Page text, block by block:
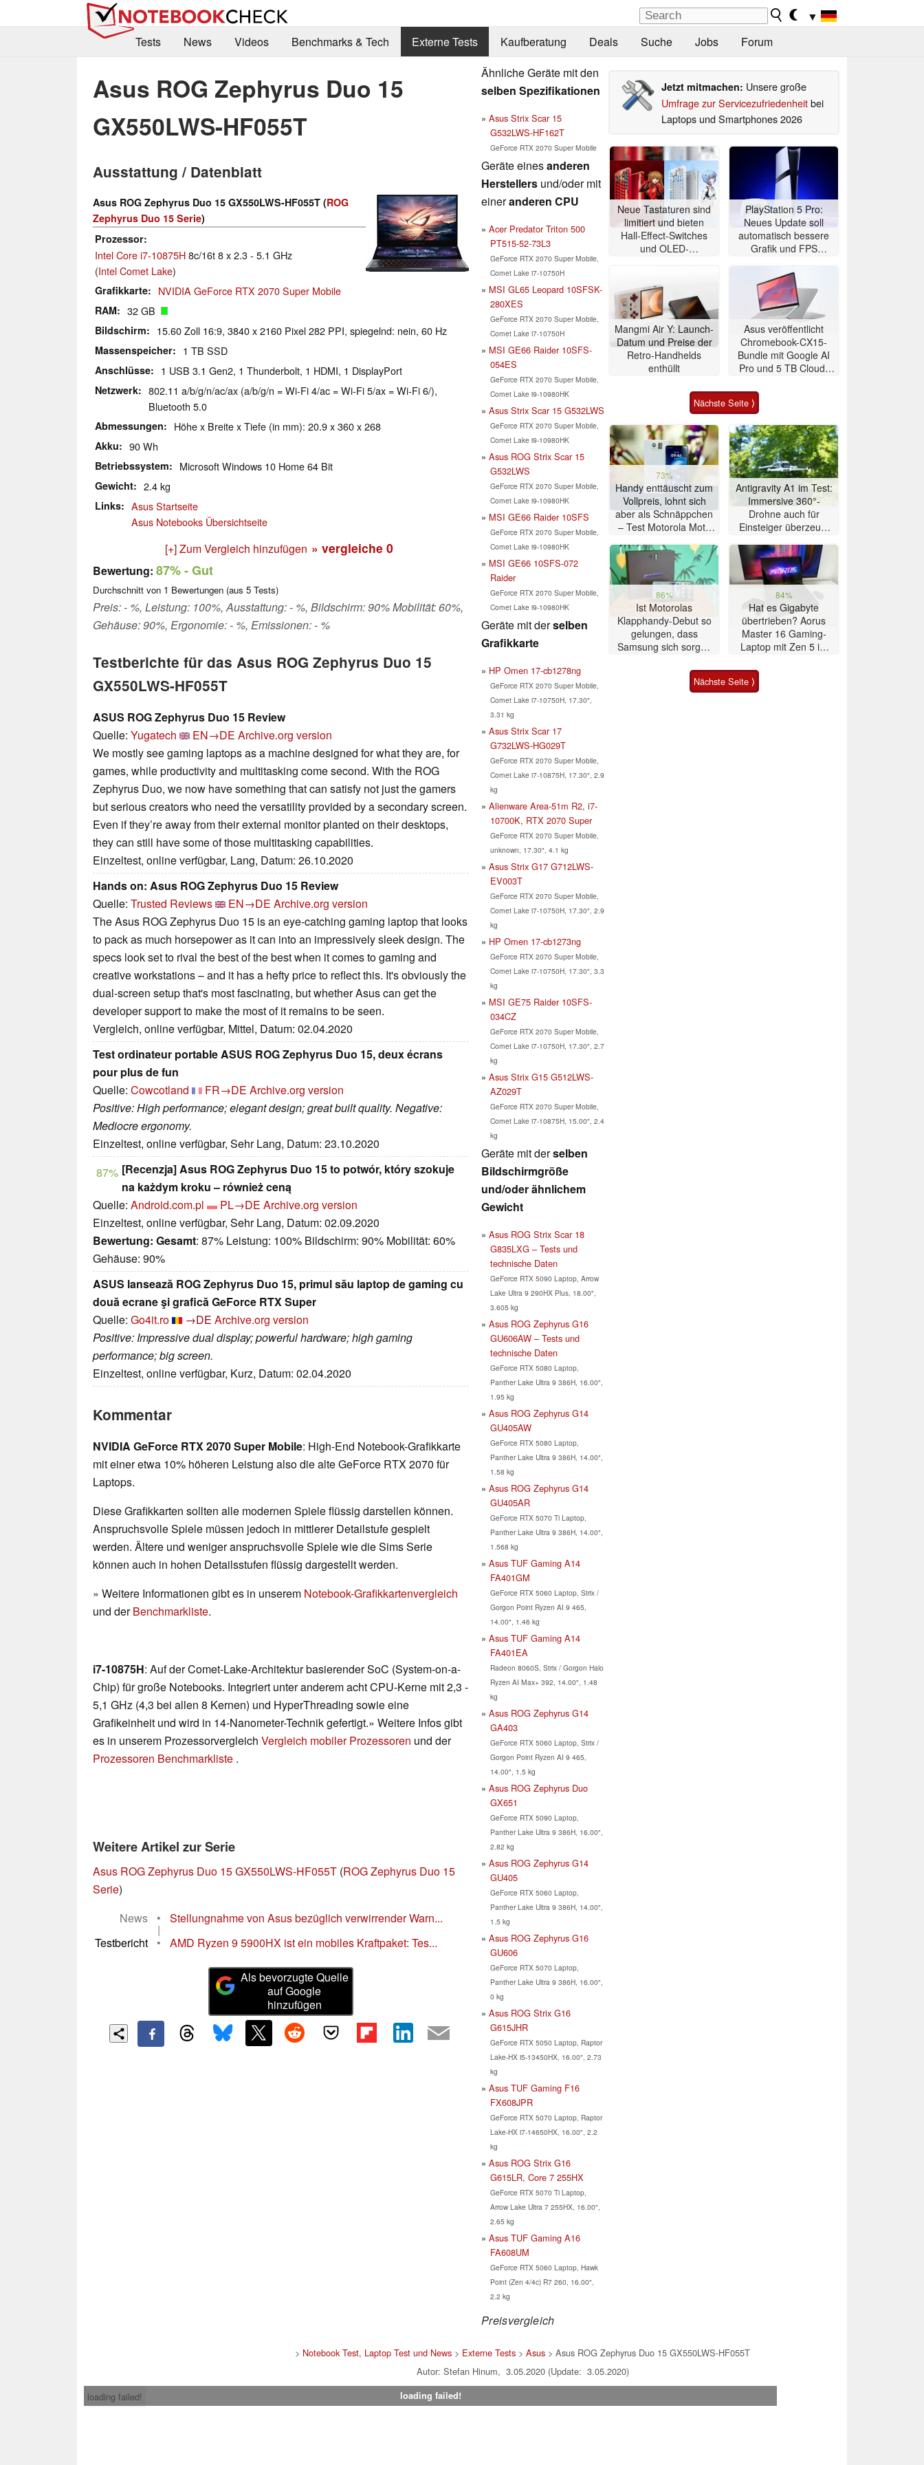
▼
Tests
News Videos Benchmarks & Tech Externe Tests Kaufberatung Deals Suche Jobs Forum
Asus ROG Zephyrus Duo 15
GX550LWS-HF055T
Ausstattung / Datenblatt
Asus ROG Zephyrus Duo 15 GX550LWS-HF055T (ROG
Zephyrus Duo 15 Serie)
Prozessor
Intel Core i7-10875H8c/16t 8 x 2.3 - 5.1 GHz
(Intel Comet Lake)
Grafikkarte NVIDIA GeForce RTX 2070 Super Mobile
RAM 32 GB
Bildschirm 15.60 Zoll 16:9, 3840 x 2160 Pixel 282 PPI, spiegelnd: nein, 60 Hz
Massenspeicher 1 TB SSD
Anschlüsse 1 USB 3.1 Gen2, 1 Thunderbolt, 1 HDMI, 1 DisplayPort
Netzwerk
802.11 a/b/g/n/ac/ax (a/b/g/n = Wi-Fi 4/ac = Wi-Fi 5/ax = Wi-Fi 6/),
Bluetooth 5.0
Abmessungen Höhe x Breite x Tiefe (in mm): 20.9 x 360 x 268
Akku 90 Wh
Betriebssystem Microsoft Windows 10 Home 64 Bit
Gewicht 2.4 kg
Links
Asus Startseite
Asus Notebooks Übersichtseite
[+] Zum Vergleich hinzufügen » vergleiche 0
Bewertung: 87%- Gut
Durchschnitt von 1 Bewertungen (aus 5 Tests)
Preis: - %, Leistung: 100%, Ausstattung: - %, Bildschirm: 90% Mobilität: 60%,
Gehäuse: 90%, Ergonomie: - %, Emissionen: - %
Testberichte für das Asus ROG Zephyrus Duo 15
GX550LWS-HF055T
ASUS ROG Zephyrus Duo 15 Review
Quelle: Yugatech EN→DE Archive.org version
We mostly see gaming laptops as a machine designed for what they are, for
games, while productivity and multitasking come second. With the ROG
Zephyrus Duo, we now have something that can satisfy not just the gamers
but serious creators who need the versatility provided by a secondary screen.
Even if they’re away from their external monitor planted on their desktops,
they can still have some of those multitasking capabilities.
Einzeltest, online verfügbar, Lang, Datum: 26.10.2020
Hands on: Asus ROG Zephyrus Duo 15 Review
Quelle: Trusted Reviews EN→DE Archive.org version
The Asus ROG Zephyrus Duo 15 is an eye-catching gaming laptop that looks
to pack as much horsepower as it can into an impressively sleek design. The
specs look set to rival the best of the best when it comes to gaming and
creative workstations – and it has a hefty price to reflect this. It's obviously the
dual-screen setup that's most fascinating, but whether Asus can get the
developer support to make the most of it remains to be seen.
Vergleich, online verfügbar, Mittel, Datum: 02.04.2020
Test ordinateur portable ASUS ROG Zephyrus Duo 15, deux écrans
pour plus de fun
Quelle: Cowcotland FR→DE Archive.org version
Positive: High performance; elegant design; great built quality. Negative:
Mediocre ergonomy.
Einzeltest, online verfügbar, Sehr Lang, Datum: 23.10.2020
87% [Recenzja] Asus ROG Zephyrus Duo 15 to potwór, który szokuje
na każdym kroku – również ceną
Quelle: Android.com.pl PL→DE Archive.org version
Einzeltest, online verfügbar, Sehr Lang, Datum: 02.09.2020
Bewertung: Gesamt: 87% Leistung: 100% Bildschirm: 90% Mobilität: 60%
Gehäuse: 90%
ASUS lansează ROG Zephyrus Duo 15, primul său laptop de gaming cu
două ecrane şi grafică GeForce RTX Super
Quelle: Go4it.ro →DE Archive.org version
Positive: Impressive dual display; powerful hardware; high gaming
performance; big screen.
Einzeltest, online verfügbar, Kurz, Datum: 02.04.2020
Kommentar
NVIDIA GeForce RTX 2070 Super Mobile: High-End Notebook-Grafikkarte
mit einer etwa 10% höheren Leistung also die alte GeForce RTX 2070 für
Laptops.
Diese Grafikkarten sollten alle modernen Spiele flüssig darstellen können.
Anspruchsvolle Spiele müssen jedoch in mittlerer Detailstufe gespielt
werden. Ältere und weniger anspruchsvolle Spiele wie die Sims Serie
können auch in hohen Detailsstufen flüssig dargestellt werden.
» Weitere Informationen gibt es in unserem Notebook-Grafikkartenvergleich
und derBenchmarkliste.
i7-10875H: Auf der Comet-Lake-Architektur basierender SoC (System-on-a-
Chip) für große Notebooks. Integriert unter anderem acht CPU-Kerne mit 2,3 -
5,1 GHz (4,3 bei allen 8 Kernen) und HyperThreading sowie eine
Grafikeinheit und wird in 14-Nanometer-Technik gefertigt.» Weitere Infos gibt
es in unserem Prozessorvergleich Vergleich mobiler Prozessoren und der
Prozessoren Benchmarkliste .
Weitere Artikel zur Serie
Asus ROG Zephyrus Duo 15 GX550LWS-HF055T (ROG Zephyrus Duo 15
Serie)
News
• Stellungnahme von Asus bezüglich verwirrender Warn...
|
Testbericht
• AMD Ryzen 9 5900HX ist ein mobiles Kraftpaket: Tes...
Als bevorzugte Quelle
auf Google
hinzufügen
Ähnliche Geräte mit den
selben Spezifikationen
Asus Strix Scar 15
G532LWS-HF162T
GeForce RTX 2070 Super Mobile
Geräte einesanderen
Herstellers und/oder mit
eineranderen CPU
Acer Predator Triton 500
PT515-52-73L3
GeForce RTX 2070 Super Mobile,
Comet Lake i7-10750H
MSI GL65 Leopard 10SFSK-
280XES
GeForce RTX 2070 Super Mobile,
Comet Lake i7-10750H
MSI GE66 Raider 10SFS-
054ES
GeForce RTX 2070 Super Mobile,
Comet Lake i9-10980HK
Asus Strix Scar 15 G532LWS
GeForce RTX 2070 Super Mobile,
Comet Lake i9-10980HK
Asus ROG Strix Scar 15
G532LWS
GeForce RTX 2070 Super Mobile,
Comet Lake i9-10980HK
MSI GE66 Raider 10SFS
GeForce RTX 2070 Super Mobile,
Comet Lake i9-10980HK
MSI GE66 10SFS-072
Raider
GeForce RTX 2070 Super Mobile,
Comet Lake i9-10980HK
Geräte mit derselben
Grafikkarte
HP Omen 17-cb1278ng
GeForce RTX 2070 Super Mobile,
Comet Lake i7-10750H, 17.30",
3.31 kg
Asus Strix Scar 17
G732LWS-HG029T
GeForce RTX 2070 Super Mobile,
Comet Lake i7-10875H, 17.30", 2.9
kg
Alienware Area-51m R2, i7-
10700K, RTX 2070 Super
GeForce RTX 2070 Super Mobile,
unknown, 17.30", 4.1 kg
Asus Strix G17 G712LWS-
EV003T
GeForce RTX 2070 Super Mobile,
Comet Lake i7-10750H, 17.30", 2.9
kg
HP Omen 17-cb1273ng
GeForce RTX 2070 Super Mobile,
Comet Lake i7-10750H, 17.30", 3.3
kg
MSI GE75 Raider 10SFS-
034CZ
GeForce RTX 2070 Super Mobile,
Comet Lake i7-10750H, 17.30", 2.7
kg
Asus Strix G15 G512LWS-
AZ029T
GeForce RTX 2070 Super Mobile,
Comet Lake i7-10875H, 15.00", 2.4
kg
Geräte mit derselben
Bildschirmgröße
und/oder ähnlichem
Gewicht
Asus ROG Strix Scar 18
G835LXG – Tests und
technische Daten
GeForce RTX 5090 Laptop, Arrow
Lake Ultra 9 290HX Plus, 18.00",
3.605 kg
Asus ROG Zephyrus G16
GU606AW – Tests und
technische Daten
GeForce RTX 5080 Laptop,
Panther Lake Ultra 9 386H, 16.00",
1.95 kg
Asus ROG Zephyrus G14
GU405AW
GeForce RTX 5080 Laptop,
Panther Lake Ultra 9 386H, 14.00",
1.58 kg
Asus ROG Zephyrus G14
GU405AR
GeForce RTX 5070 Ti Laptop,
Panther Lake Ultra 9 386H, 14.00",
1.568 kg
Asus TUF Gaming A14
FA401GM
GeForce RTX 5060 Laptop, Strix /
Gorgon Point Ryzen AI 9 465,
14.00", 1.46 kg
Asus TUF Gaming A14
FA401EA
Radeon 8060S, Strix / Gorgon Halo
Ryzen AI Max+ 392, 14.00", 1.48
kg
Asus ROG Zephyrus G14
GA403
GeForce RTX 5060 Laptop, Strix /
Gorgon Point Ryzen AI 9 465,
14.00", 1.5 kg
Asus ROG Zephyrus Duo
GX651
GeForce RTX 5090 Laptop,
Panther Lake Ultra 9 386H, 16.00",
2.82 kg
Asus ROG Zephyrus G14
GU405
GeForce RTX 5060 Laptop,
Panther Lake Ultra 9 386H, 14.00",
1.5 kg
Asus ROG Zephyrus G16
GU606
GeForce RTX 5070 Laptop,
Panther Lake Ultra 9 386H, 16.00",
0 kg
Asus ROG Strix G16
G615JHR
GeForce RTX 5050 Laptop, Raptor
Lake-HX i5-13450HX, 16.00", 2.73
kg
Asus TUF Gaming F16
FX608JPR
GeForce RTX 5070 Laptop, Raptor
Lake-HX i7-14650HX, 16.00", 2.2
kg
Asus ROG Strix G16
G615LR, Core 7 255HX
GeForce RTX 5070 Ti Laptop,
Arrow Lake Ultra 7 255HX, 16.00",
2.65 kg
Asus TUF Gaming A16
FA608UM
GeForce RTX 5060 Laptop, Hawk
Point (Zen 4/4c) R7 260, 16.00",
2.2 kg
Preisvergleich
Jetzt mitmachen: Unsere große
Umfrage zur Servicezufriedenheitbei
Laptops und Smartphones 2026
Neue Tastaturen sind
limitiert und bieten
Hall-Effect-Switches
und OLED-
PlayStation 5 Pro:
Neues Update soll
automatisch bessere
Grafik und FPS
Mangmi Air Y: Launch-
Datum und Preise der
Retro-Handhelds
enthüllt
Asus veröffentlicht
Chromebook-CX15-
Bundle mit Google AI
Pro und 5 TB Cloud-
Nächste Seite ⟩
73%
Handy enttäuscht zum
Vollpreis, lohnt sich
aber als Schnäppchen
– Test Motorola Moto
Antigravity A1 im Test:
Immersive 360°-
Drohne auch für
Einsteiger überzeugt
86%
Ist Motorolas
Klapphandy-Debut so
gelungen, dass
Samsung sich sorgen
Smartphone im Test
84%
Hat es Gigabyte
übertrieben? Aorus
Master 16 Gaming-
Laptop mit Zen 5 im
Nächste Seite ⟩
> Notebook Test, Laptop Test und News > Externe Tests >Asus > Asus ROG Zephyrus Duo 15 GX550LWS-HF055T
Autor: Stefan Hinum, 3.05.2020 (Update: 3.05.2020)
loading failed!
loading failed!